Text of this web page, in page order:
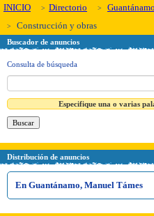
INICIO Directorio Guantánamo
Construcción y obras
Buscador de anuncios
Consulta de búsqueda
Especifique una o varias
Distribución de anuncios
En Guantánamo, Manuel Támes